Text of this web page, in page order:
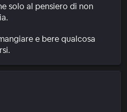
solo al pensiero di non
e bere qualcosa